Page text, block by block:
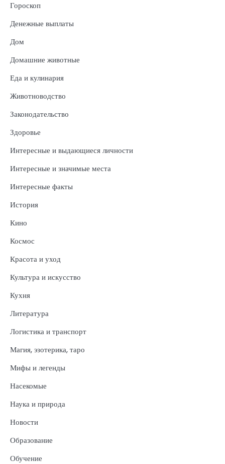
Гороскоп
Денежные выплаты
Дом
Домашние животные
Еда и кулинария
Животноводство
Законодательство
Здоровье
Интересные и выдающиеся личности
Интересные и значимые места
Интересные факты
История
Кино
Космос
Красота и уход
Культура и искусство
Кухня
Литература
Логистика и транспорт
Магия, эзотерика, таро
Мифы и легенды
Насекомые
Наука и природа
Новости
Образование
Обучение